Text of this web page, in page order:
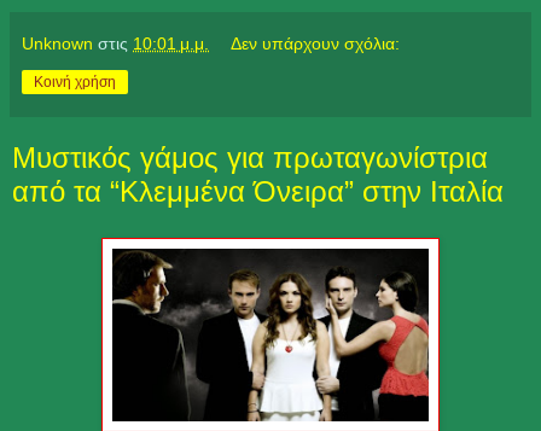
Unknown στις 10:01 μ.μ. Δεν υπάρχουν σχόλια:
Κοινή χρήση
Μυστικός γάμος για πρωταγωνίστρια
από τα “Κλεμμένα Όνειρα” στην Ιταλία